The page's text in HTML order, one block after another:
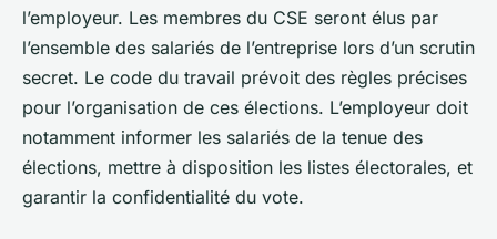
l’employeur. Les membres du CSE seront élus par
l’ensemble des salariés de l’entreprise lors d’un scrutin
secret. Le code du travail prévoit des règles précises
pour l’organisation de ces élections. L’employeur doit
notamment informer les salariés de la tenue des
élections, mettre à disposition les listes électorales, et
garantir la confidentialité du vote.